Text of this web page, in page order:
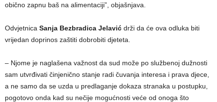
obično zapnu baš na alimentaciji”, objašnjava.
Odvjetnica Sanja Bezbradica Jelavić drži da će ova odluka biti
vrijedan doprinos zaštiti dobrobiti djeteta.
– Njome je naglašena važnost da sud može po službenoj dužnosti
sam utvrđivati činjenično stanje radi čuvanja interesa i prava djece,
a ne samo da se uzda u predlaganje dokaza stranaka u postupku,
pogotovo onda kad su nečije mogućnosti veće od onoga što